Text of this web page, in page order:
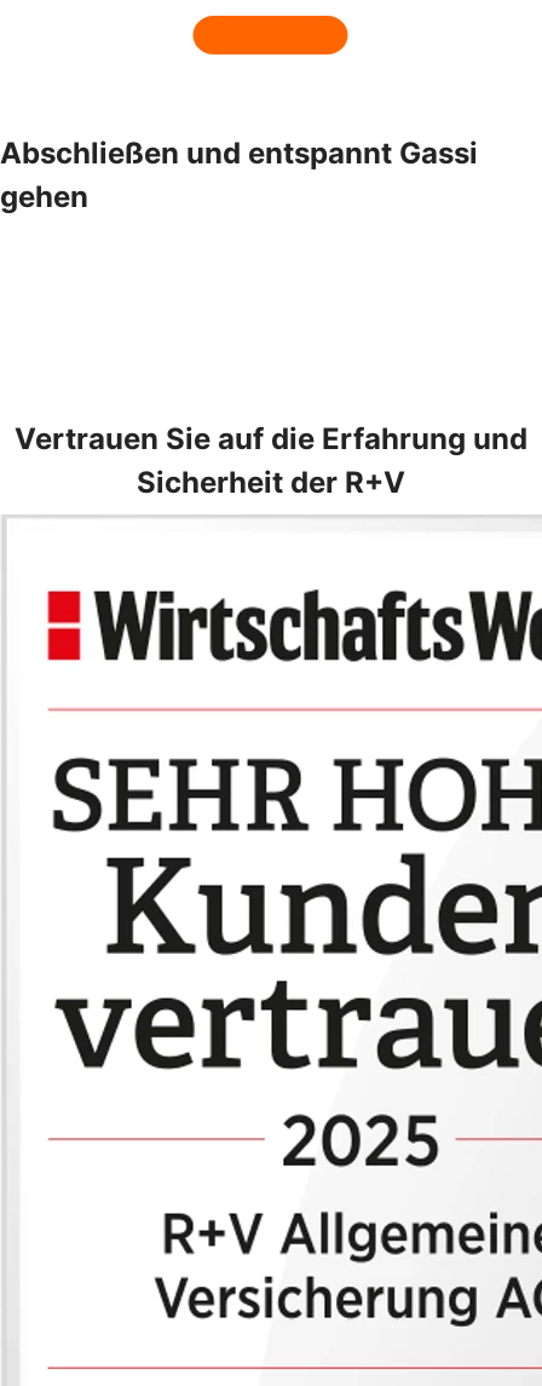
Abschließen und entspannt Gassi
gehen
Vertrauen Sie auf die Erfahrung und
Sicherheit der R+V